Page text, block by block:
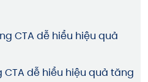
CTA dễ hiểu hiệu quả tăng